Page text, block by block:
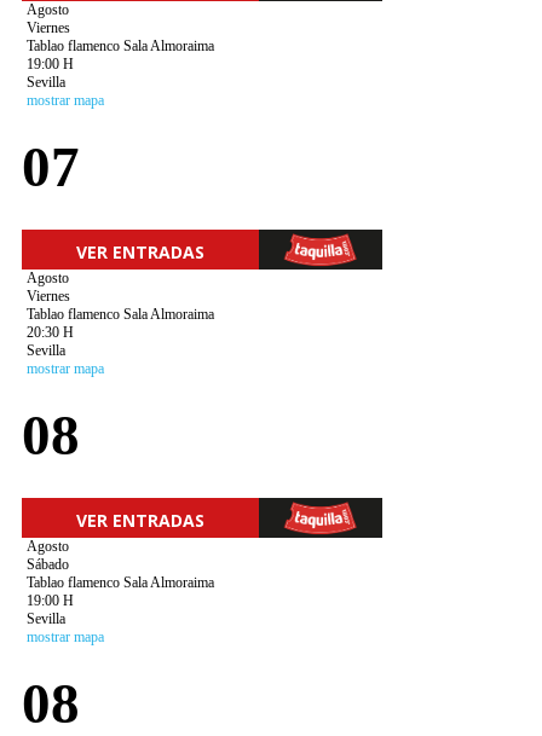
Agosto
Viernes
Tablao flamenco Sala Almoraima
19:00 H
Sevilla
mostrar mapa
07
VER ENTRADAS
Agosto
Viernes
Tablao flamenco Sala Almoraima
20:30 H
Sevilla
mostrar mapa
08
VER ENTRADAS
Agosto
Sábado
Tablao flamenco Sala Almoraima
19:00 H
Sevilla
mostrar mapa
08